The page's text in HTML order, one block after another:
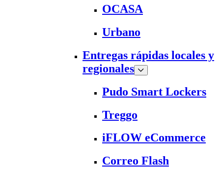
OCASA
Urbano
Entregas rápidas locales y
regionales
Pudo Smart Lockers
Treggo
iFLOW eCommerce
Correo Flash